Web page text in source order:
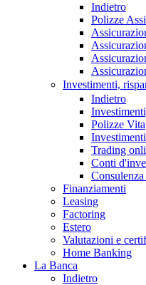
Indietro
Polizze
Investimenti,
Indietro
Polizze Vita
Investimenti
Trading
Conti
Finanziamenti
Leasing
Factoring
Estero
Valutazioni e
Home Banking
La Banca
Indietro